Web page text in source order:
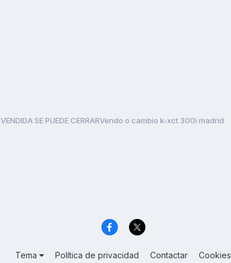
VENDIDA SE PUEDE CERRARVendo o cambio k-xct 300i madrid
Tema Política de privacidad Contactar Cookies